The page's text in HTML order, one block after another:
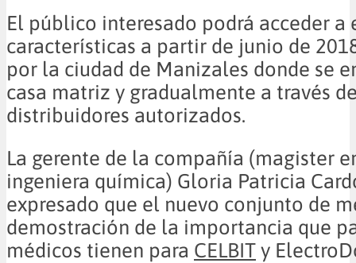
El público interesado podrá acceder a
características a partir de junio de
por la ciudad de Manizales donde se
casa matriz y gradualmente a través
distribuidores autorizados.
La gerente de la compañía (magister
ingeniera química) Gloria Patricia
expresado que el nuevo conjunto de
demostración de la importancia que
médicos tienen para CELBIT y